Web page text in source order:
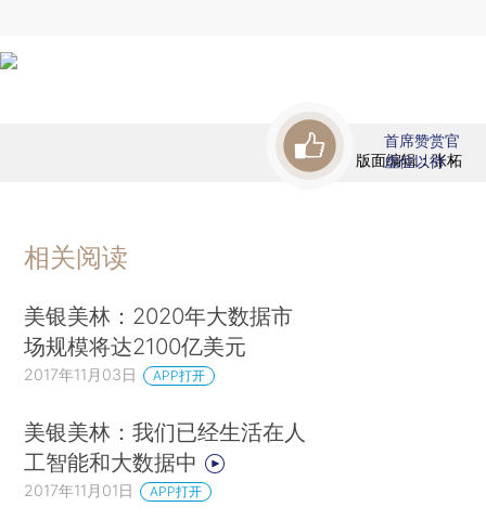
版面编辑：张柘
首席赞赏官
虚位以待
相关阅读
美银美林：2020年大数据市
场规模将达2100亿美元
2017年11月03日 APP打开
美银美林：我们已经生活在人
工智能和大数据中
2017年11月01日 APP打开